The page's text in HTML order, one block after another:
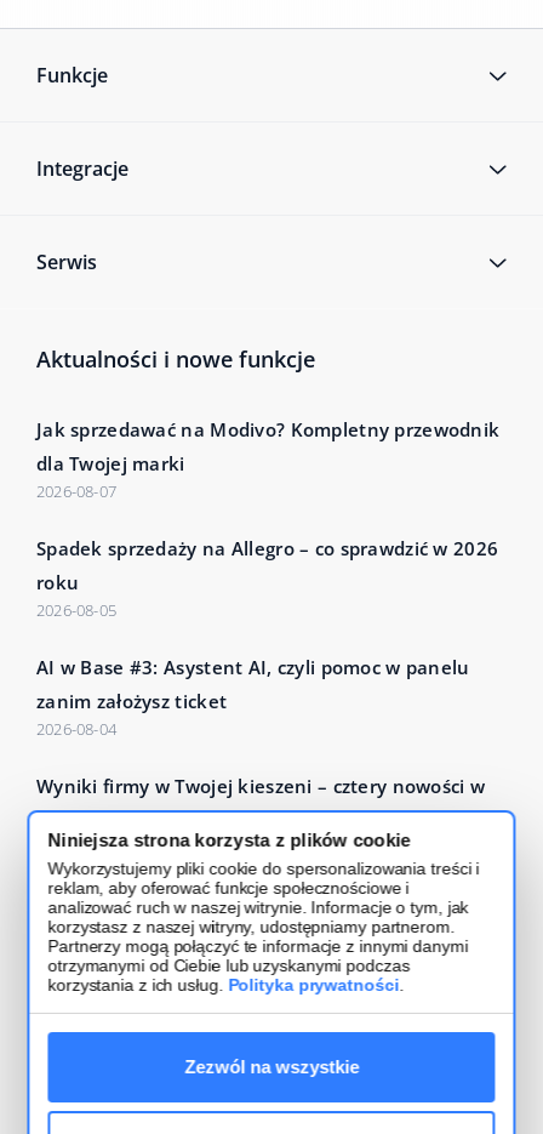
Niniejsza strona korzysta z plików cookie
Wykorzystujemy pliki cookie do spersonalizowania treści i
reklam, aby oferować funkcje społecznościowe i
analizować ruch w naszej witrynie. Informacje o tym, jak
korzystasz z naszej witryny, udostępniamy partnerom.
Partnerzy mogą połączyć te informacje z innymi danymi
otrzymanymi od Ciebie lub uzyskanymi podczas
korzystania z ich usług. Polityka prywatności.
Zezwól na wszystkie
Funkcje
Integracje
Serwis
Aktualności i nowe funkcje
Jak sprzedawać na Modivo? Kompletny przewodnik
dla Twojej marki
2026-08-07
Spadek sprzedaży na Allegro – co sprawdzić w 2026
roku
2026-08-05
AI w Base #3: Asystent AI, czyli pomoc w panelu
zanim założysz ticket
2026-08-04
Wyniki firmy w Twojej kieszeni – cztery nowości w
Base Analytics
2026-07-27
Czytaj więcej – Base Blog
Bezpieczeństwo i polityka prywatności